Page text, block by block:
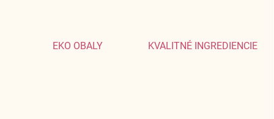
EKO OBALY KVALITNÉ INGREDIENCIE